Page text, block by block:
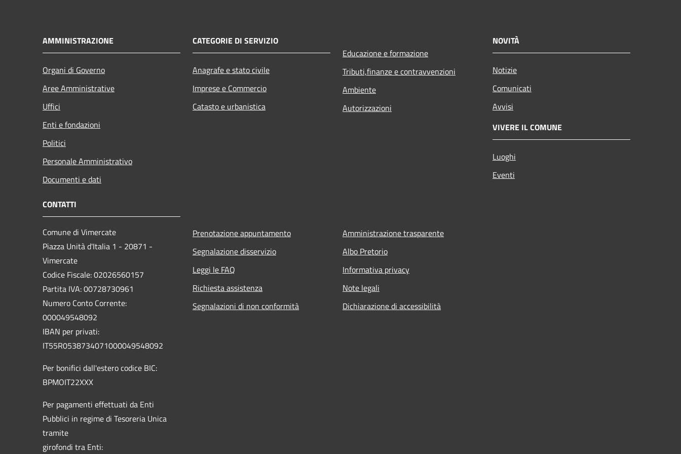
AMMINISTRAZIONE
Organi di Governo
Aree Amministrative
Uffici
Enti e fondazioni
Politici
Personale Amministrativo
Documenti e dati
CATEGORIE DI SERVIZIO
Anagrafe e stato civile
Imprese e Commercio
Catasto e urbanistica
Educazione e formazione
Tributi,finanze e contravvenzioni
Ambiente
Autorizzazioni
NOVITÀ
Notizie
Comunicati
Avvisi
VIVERE IL COMUNE
Luoghi
Eventi
CONTATTI
Comune di Vimercate
Piazza Unità d'Italia 1 - 20871 -
Vimercate
Codice Fiscale: 02026560157
Partita IVA: 00728730961
Numero Conto Corrente:
000049548092
IBAN per privati:
IT55R0538734071000049548092
Per bonifici dall'estero codice BIC:
BPMOIT22XXX
Per pagamenti effettuati da Enti
Pubblici in regime di Tesoreria Unica
tramite
girofondi tra Enti:
Prenotazione appuntamento
Segnalazione disservizio
Leggi le FAQ
Richiesta assistenza
Segnalazioni di non conformità
Amministrazione trasparente
Albo Pretorio
Informativa privacy
Note legali
Dichiarazione di accessibilità